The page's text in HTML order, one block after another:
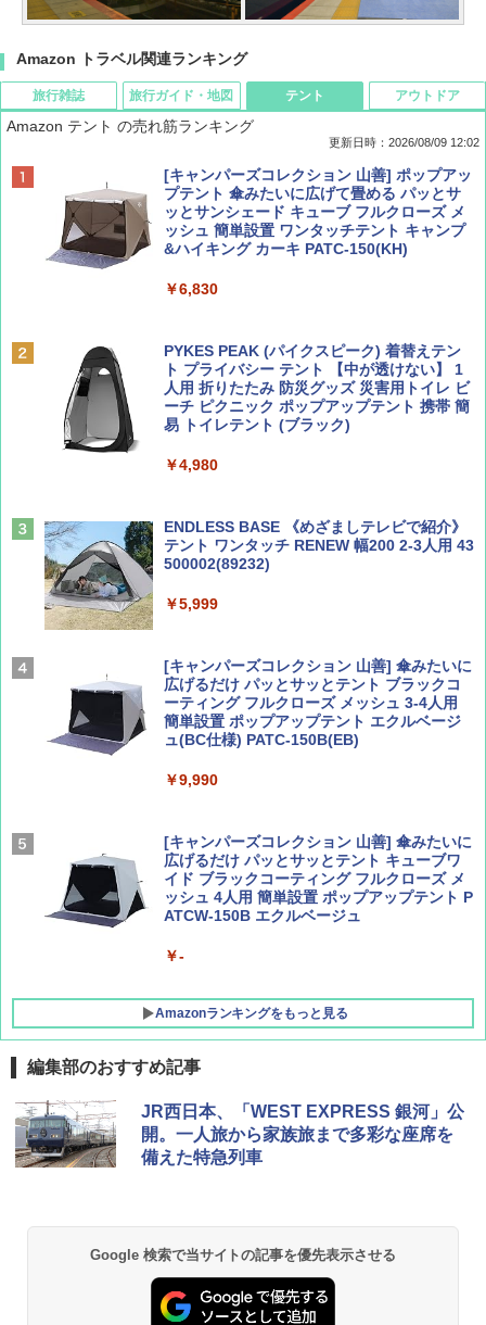
Amazon トラベル関連ランキング
旅行雑誌
BE-PAL(ビ-パル) 2026年 9 月号【特別付録:
SOTO ミニマル"旅"財布 ランダム2種】
￥1,500
￥713
AIRLINE（エアライン）2026年9月号【特
集】ボーイング110周年を祝して！
￥1,760
旅行ガイド・地図
地球の歩き方 スター・ウォーズ
￥2,695
￥2,079
球の歩き方A ヨーロッパ
ァキア 2026～2027 地球の歩き方A ヨーロッ
￥2,277
新しい日本地理 地図・統計・移動から読み
解く (講談社現代新書)
￥1,540
テント
Amazon テント の売れ筋ランキング
更新日時：2026/08/09 12:02
[キャンパーズコレクション 山善] ポップアッ
プテント 傘みたいに広げて畳める パッとサ
ッとサンシェード キューブ フルクローズ メ
ッシュ 簡単設置 ワンタッチテント キャンプ
&ハイキング カーキ PATC-150(KH)
￥6,830
PYKES PEAK (パイクスピーク) 着替えテン
ト プライバシー テント 【中が透けない】 1
人用 折りたたみ 防災グッズ 災害用トイレ ビ
ーチ ピクニック ポップアップテント 携帯 簡
易 トイレテント (ブラック)
￥4,980
ENDLESS BASE 《めざましテレビで紹介》
テント ワンタッチ RENEW 幅200 2-3人用 43
500002(89232)
￥5,999
[キャンパーズコレクション 山善] 傘みたいに
広げるだけ パッとサッとテント ブラックコ
ーティング フルクローズ メッシュ 3-4人用
簡単設置 ポップアップテント エクルベージ
ュ(BC仕様) PATC-150B(EB)
￥9,990
[キャンパーズコレクション 山善] 傘みたいに
広げるだけ パッとサッとテント キューブワ
イド ブラックコーティング フルクローズ メ
ッシュ 4人用 簡単設置 ポップアップテント P
ATCW-150B エクルベージュ
￥-
Amazonランキングをもっと見る
アウトドア
GRANDOOR ステンレス保冷剤 2個セット 2
026リニューアル 急速冷凍 空間倍増 衛生的
コンパクト 保冷力長持ち
ラソル ガーデン サイトシート付 折りたたみ
防水 UVカット 4段階高さ調整 軽量 収納袋付
き
編集部のおすすめ記事
JR西日本、「WEST EXPRESS 銀河」公
開。一人旅から家族旅まで多彩な座席を
備えた特急列車
Google 検索で当サイトの記事を優先表示させる